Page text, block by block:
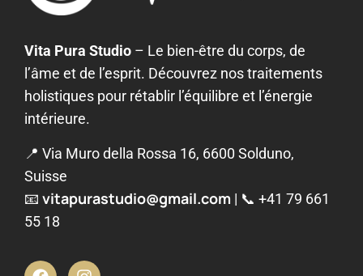
Vita Pura Studio – Le bien-être du corps, de
l’âme et de l’esprit. Découvrez nos traitements
holistiques pour rétablir l’équilibre et l’énergie
intérieure.
📍 Via Muro della Rossa 16, 6600 Solduno,
Suisse
📧 vitapurastudio@gmail.com | 📞 +41 79 661
55 18